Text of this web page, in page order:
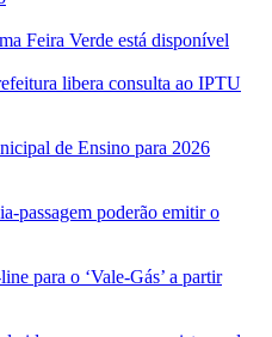
Feira Verde está disponível
libera consulta ao IPTU
de Ensino para 2026
passagem poderão emitir o
para o ‘Vale-Gás’ a partir